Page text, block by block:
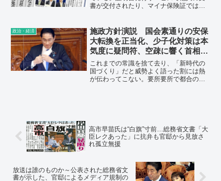
書が交付されたり、マイナ保険証では別
つけではないか。
政治・経済
施政方針演説 国会素通りの安保
大転換を正当化、少子化対策は本
気度に疑問符、空疎に響く首相の
決断、民意置き去り
これまでの常識を捨て去り、「新時代の
国づくり」だと威勢よく語った割には熱
が伝わってこない。要所要所で都合の悪
高市早苗氏は“白旗”寸前…総務省文書「大
臣レクあった」に抗弁も官邸から見放さ
れ孤立無援
放送は誰のものか～公表された総務省文
書が示した、官邸によるメディア規制の